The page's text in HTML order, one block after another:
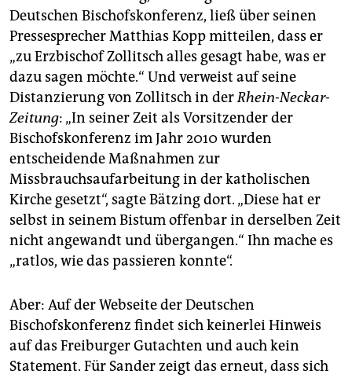
Deutschen Bischofskonferenz, ließ über seinen
Pressesprecher Matthias Kopp mitteilen, dass er
„zu Erzbischof Zollitsch alles gesagt habe, was er
dazu sagen möchte.“ Und verweist auf seine
Distanzierung von Zollitsch in derRhein-Neckar-
Zeitung: „In seiner Zeit als Vorsitzender der
Bischofskonferenz im Jahr 2010 wurden
entscheidende Maßnahmen zur
Missbrauchsaufarbeitung in der katholischen
Kirche gesetzt“, sagte Bätzing dort. „Diese hat er
selbst in seinem Bistum offenbar in derselben Zeit
nicht angewandt und übergangen.“ Ihn mache es
„ratlos, wie das passieren konnte“.
Aber: Auf der Webseite der Deutschen
Bischofskonferenz findet sich keinerlei Hinweis
auf das Freiburger Gutachten und auch kein
Statement. Für Sander zeigt das erneut, dass sich